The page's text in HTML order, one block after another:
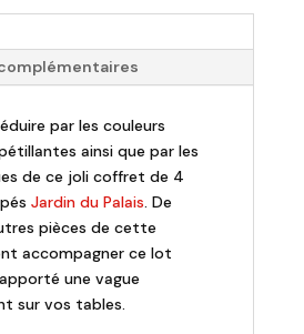
par les couleurs
ainsi que par les
de ce joli coffret de 4
Jardin du Palais. De
pièces de cette
accompagner ce lot
une vague
sur vos tables.